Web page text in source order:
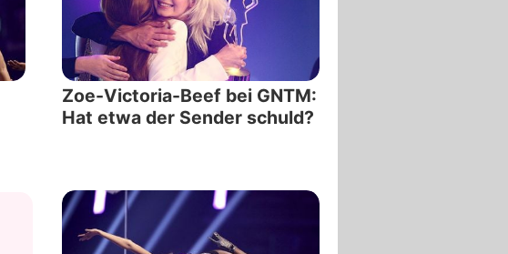
Zoe-Victoria-Beef bei GNTM:
Hat etwa der Sender schuld?